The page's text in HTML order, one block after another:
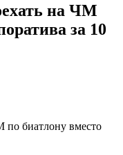
на ЧМ
за 10